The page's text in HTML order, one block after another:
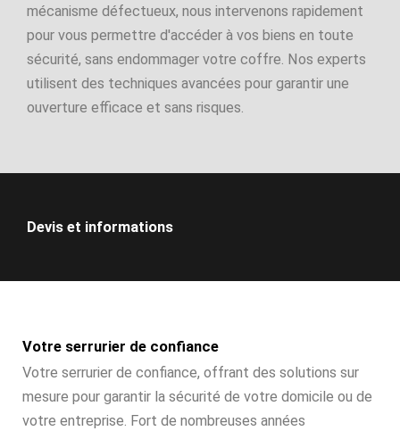
mécanisme défectueux, nous intervenons rapidement
pour vous permettre d'accéder à vos biens en toute
sécurité, sans endommager votre coffre. Nos experts
utilisent des techniques avancées pour garantir une
ouverture efficace et sans risques.
Devis et informations
Votre serrurier de confiance
Votre serrurier de confiance, offrant des solutions sur
mesure pour garantir la sécurité de votre domicile ou de
votre entreprise. Fort de nombreuses années